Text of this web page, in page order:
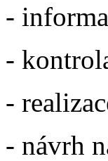
-
-
-
- návrh